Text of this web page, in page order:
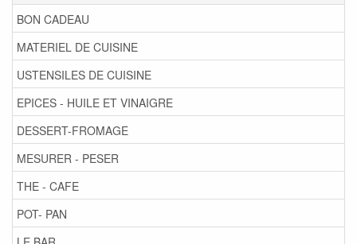
BON CADEAU
MATERIEL DE CUISINE
USTENSILES DE CUISINE
EPICES - HUILE ET VINAIGRE
DESSERT-FROMAGE
MESURER - PESER
THE - CAFE
POT- PAN